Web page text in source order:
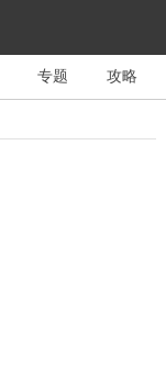
专题 攻略